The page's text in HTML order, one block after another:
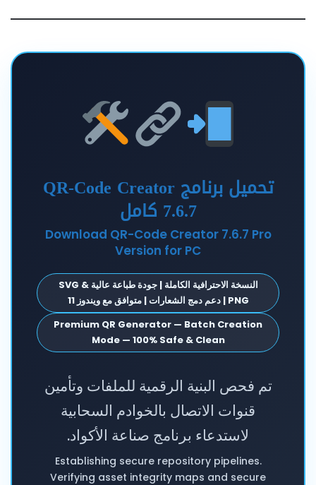
تحميل برنامج QR-Code Creator
7.6.7 كامل
Download QR-Code Creator 7.6.7 Pro
Version for PC
النسخة الاحترافية الكاملة | جودة طباعة عالية SVG &
PNG | دعم دمج الشعارات | متوافق مع ويندوز 11
Premium QR Generator — Batch Creation
Mode — 100% Safe & Clean
تم فحص البنية الرقمية للملفات وتأمين
قنوات الاتصال بالخوادم السحابية
لاستدعاء برنامج صناعة الأكواد.
Establishing secure repository pipelines.
Verifying asset integrity maps and secure